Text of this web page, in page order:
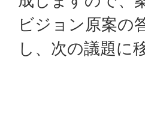
ビジョン原案の
し、次の議題に